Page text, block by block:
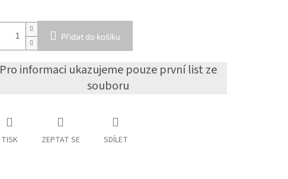
Přidat do košíku
Pro informaci ukazujeme pouze první list ze
souboru
TISK ZEPTAT SE SDÍLET